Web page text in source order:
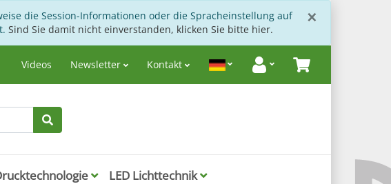
×
die Session-Informationen oder die Spracheinstellung auf
Sind Sie damit nicht einverstanden, klicken Sie bitte hier.
Videos Newsletter Kontakt
LED Lichttechnik